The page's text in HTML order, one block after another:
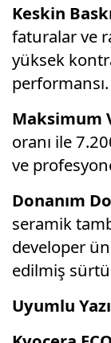
Keskin
faturalar ve
yüksek
performansı.
Maksimum
oranı ile
ve
Donanım
seramik
developer
edilmiş
Uyumlu